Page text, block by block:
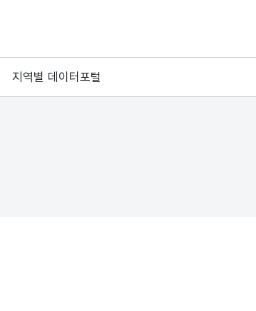
지역별 데이터포털
서울 열린데이터광장
경기데이터드림